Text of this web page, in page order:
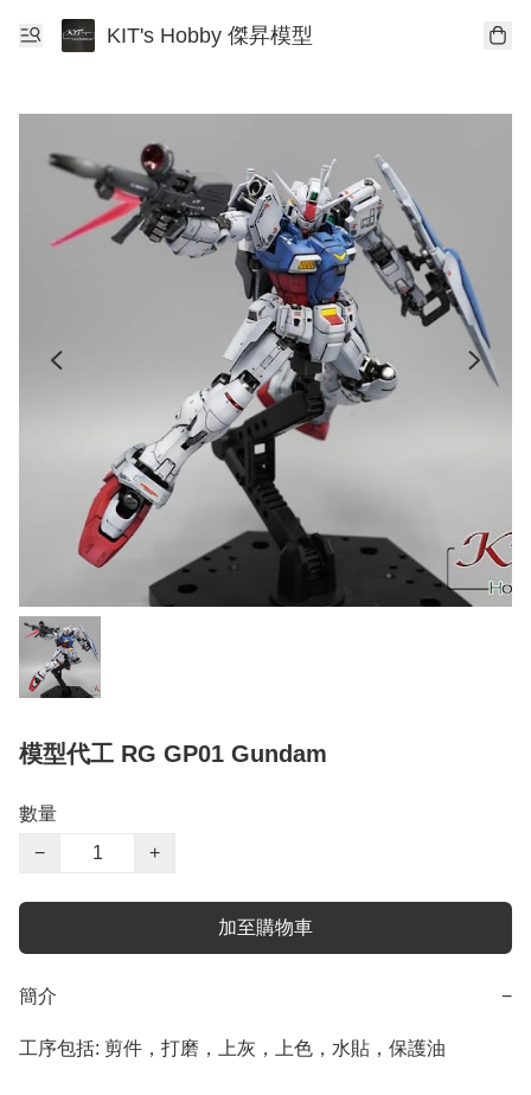
KIT's Hobby 傑昇模型
模型代工 RG GP01 Gundam
數量
−
+
加至購物車
簡介 −
工序包括: 剪件，打磨，上灰，上色，水貼，保護油